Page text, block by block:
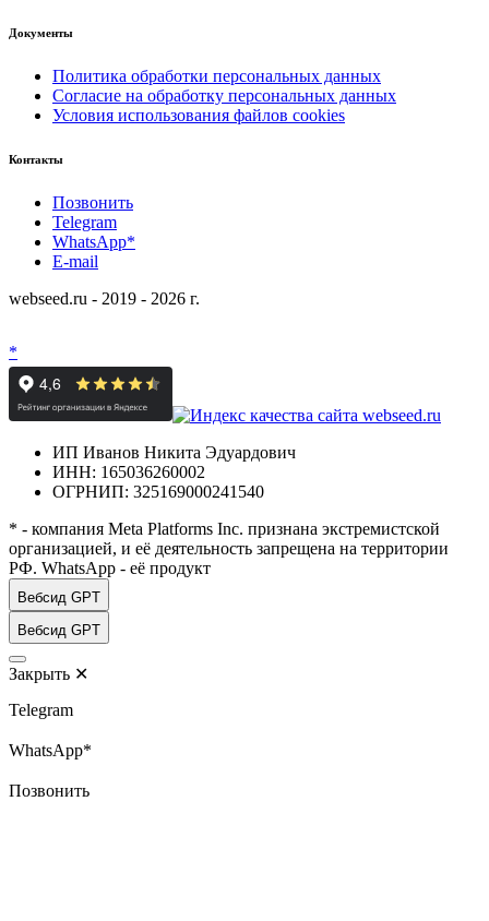
Документы
Политика обработки персональных данных
Согласие на обработку персональных данных
Условия использования файлов cookies
Контакты
Позвонить
Telegram
WhatsApp*
E-mail
webseed.ru - 2019 - 2026 г.
*
ИП Иванов Никита Эдуардович
ИНН: 165036260002
ОГРНИП: 325169000241540
* - компания Meta Platforms Inc. признана экстремистской
организацией, и её деятельность запрещена на территории
РФ. WhatsApp - её продукт
Вебсид GPT
Вебсид GPT
Закрыть ✕
Telegram
WhatsApp*
Позвонить